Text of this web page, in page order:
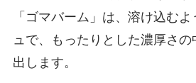
「ゴマバーム」は、溶け込む
ュで、もったりとした濃厚さ
出します。